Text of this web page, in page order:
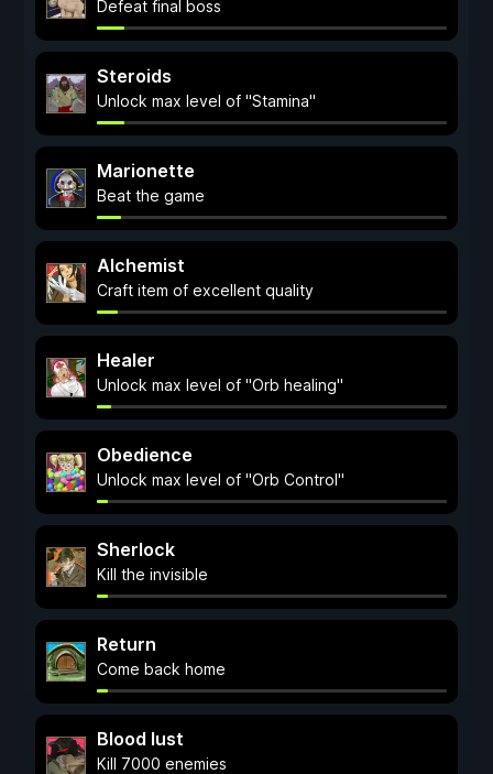
Defeat final boss
Steroids
Unlock max level of "Stamina"
Marionette
Beat the game
Alchemist
Craft item of excellent quality
Healer
Unlock max level of "Orb healing"
Obedience
Unlock max level of "Orb Control"
Sherlock
Kill the invisible
Return
Come back home
Blood lust
Kill 7000 enemies